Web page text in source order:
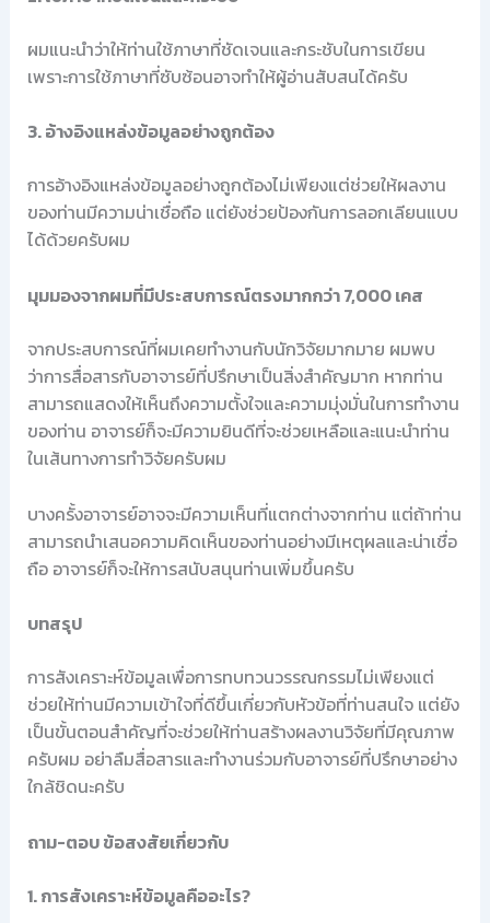
ผมแนะนำว่าให้ท่านใช้ภาษาที่ชัดเจนและกระชับในการเขียน
เพราะการใช้ภาษาที่ซับซ้อนอาจทำให้ผู้อ่านสับสนได้ครับ
3. อ้างอิงแหล่งข้อมูลอย่างถูกต้อง
การอ้างอิงแหล่งข้อมูลอย่างถูกต้องไม่เพียงแต่ช่วยให้ผลงาน
ของท่านมีความน่าเชื่อถือ แต่ยังช่วยป้องกันการลอกเลียนแบบ
ได้ด้วยครับผม
มุมมองจากผมที่มีประสบการณ์ตรงมากกว่า 7,000 เคส
จากประสบการณ์ที่ผมเคยทำงานกับนักวิจัยมากมาย ผมพบ
ว่าการสื่อสารกับอาจารย์ที่ปรึกษาเป็นสิ่งสำคัญมาก หากท่าน
สามารถแสดงให้เห็นถึงความตั้งใจและความมุ่งมั่นในการทำงาน
ของท่าน อาจารย์ก็จะมีความยินดีที่จะช่วยเหลือและแนะนำท่าน
ในเส้นทางการทำวิจัยครับผม
บางครั้งอาจารย์อาจจะมีความเห็นที่แตกต่างจากท่าน แต่ถ้าท่าน
สามารถนำเสนอความคิดเห็นของท่านอย่างมีเหตุผลและน่าเชื่อ
ถือ อาจารย์ก็จะให้การสนับสนุนท่านเพิ่มขึ้นครับ
บทสรุป
การสังเคราะห์ข้อมูลเพื่อการทบทวนวรรณกรรมไม่เพียงแต่
ช่วยให้ท่านมีความเข้าใจที่ดีขึ้นเกี่ยวกับหัวข้อที่ท่านสนใจ แต่ยัง
เป็นขั้นตอนสำคัญที่จะช่วยให้ท่านสร้างผลงานวิจัยที่มีคุณภาพ
ครับผม อย่าลืมสื่อสารและทำงานร่วมกับอาจารย์ที่ปรึกษาอย่าง
ใกล้ชิดนะครับ
ถาม-ตอบ ข้อสงสัยเกี่ยวกับ
1. การสังเคราะห์ข้อมูลคืออะไร?